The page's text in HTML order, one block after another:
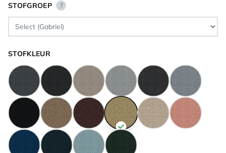
STOFGROEP ?
STOFKLEUR